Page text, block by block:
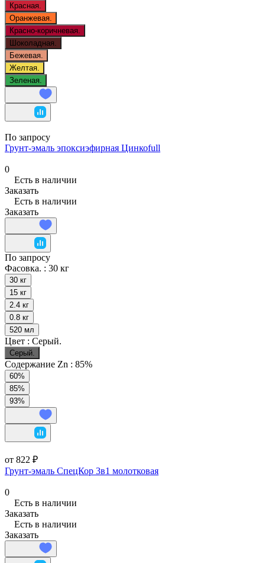
Красная.
Оранжевая.
Красно-коричневая.
Шоколадная.
Бежевая.
Желтая.
Зеленая.
По запросу
Грунт-эмаль эпоксиэфирная Цинкоfull
0
Есть в наличии
Заказать
Есть в наличии
Заказать
По запросу
Фасовка. : 30 кг
30 кг
15 кг
2.4 кг
0.8 кг
520 мл
Цвет : Серый.
Серый.
Содержание Zn : 85%
60%
85%
93%
от 822 ₽
Грунт-эмаль СпецКор 3в1 молотковая
0
Есть в наличии
Заказать
Есть в наличии
Заказать